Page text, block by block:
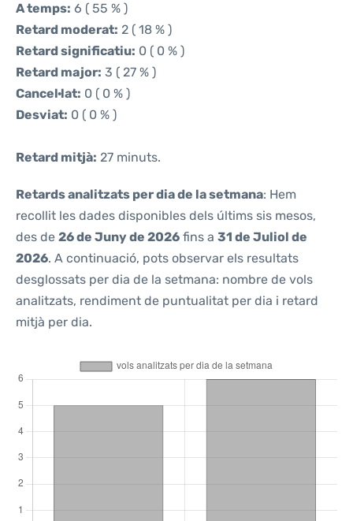
A temps: 6 ( 55 % )
Retard moderat: 2 ( 18 % )
Retard significatiu: 0 ( 0 % )
Retard major: 3 ( 27 % )
Cancel·lat: 0 ( 0 % )
Desviat: 0 ( 0 % )
Retard mitjà: 27 minuts.
Retards analitzats per dia de la setmana: Hem
recollit les dades disponibles dels últims sis mesos,
des de 26 de Juny de 2026 fins a 31 de Juliol de
2026. A continuació, pots observar els resultats
desglossats per dia de la setmana: nombre de vols
analitzats, rendiment de puntualitat per dia i retard
mitjà per dia.